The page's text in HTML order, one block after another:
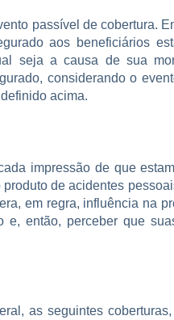
passível de cobertura.
aos beneficiários
seja a causa de sua
considerando o
acima.
impressão de que
de acidentes
em regra, influência na
então, perceber que
as seguintes